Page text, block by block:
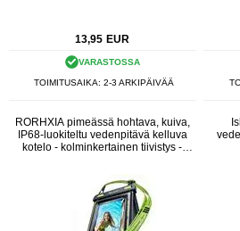
13,95 EUR
VARASTOSSA
TOIMITUSAIKA: 2-3 ARKIPÄIVÄÄ
RORHXIA pimeässä hohtava, kuiva,
IP68-luokiteltu vedenpitävä kelluva
kotelo - kolminkertainen tiivistys -